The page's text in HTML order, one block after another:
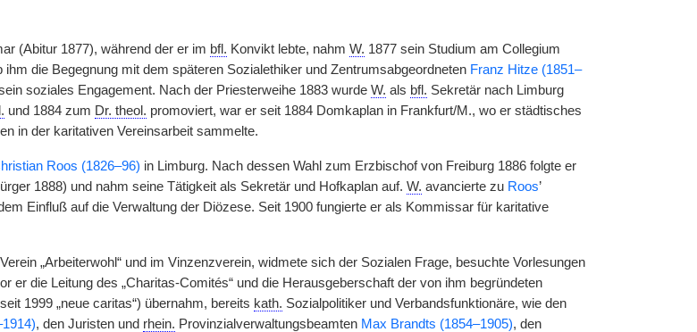
(Abitur 1877), während der er im bfl. Konvikt lebte, nahm W. 1877 sein Studium am Collegium
die Begegnung mit dem späteren Sozialethiker und Zentrumsabgeordneten Franz Hitze (1851–
soziales Engagement. Nach der Priesterweihe 1883 wurde W. als bfl. Sekretär nach Limburg
und 1884 zum Dr. theol. promoviert, war er seit 1884 Domkaplan in Frankfurt/M., wo er städtisches
in der karitativen Vereinsarbeit sammelte.
Roos (1826–96) in Limburg. Nach dessen Wahl zum Erzbischof von Freiburg 1886 folgte er
1888) und nahm seine Tätigkeit als Sekretär und Hofkaplan auf. W. avancierte zu Roos’
Einfluß auf die Verwaltung der Diözese. Seit 1900 fungierte er als Kommissar für karitative
„Arbeiterwohl“ und im Vinzenzverein, widmete sich der Sozialen Frage, besuchte Vorlesungen
er die Leitung des „Charitas-Comités“ und die Herausgeberschaft der von ihm begründeten
1999 „neue caritas“) übernahm, bereits kath. Sozialpolitiker und Verbandsfunktionäre, wie den
, den Juristen und rhein. Provinzialverwaltungsbeamten Max Brandts (1854–1905), den